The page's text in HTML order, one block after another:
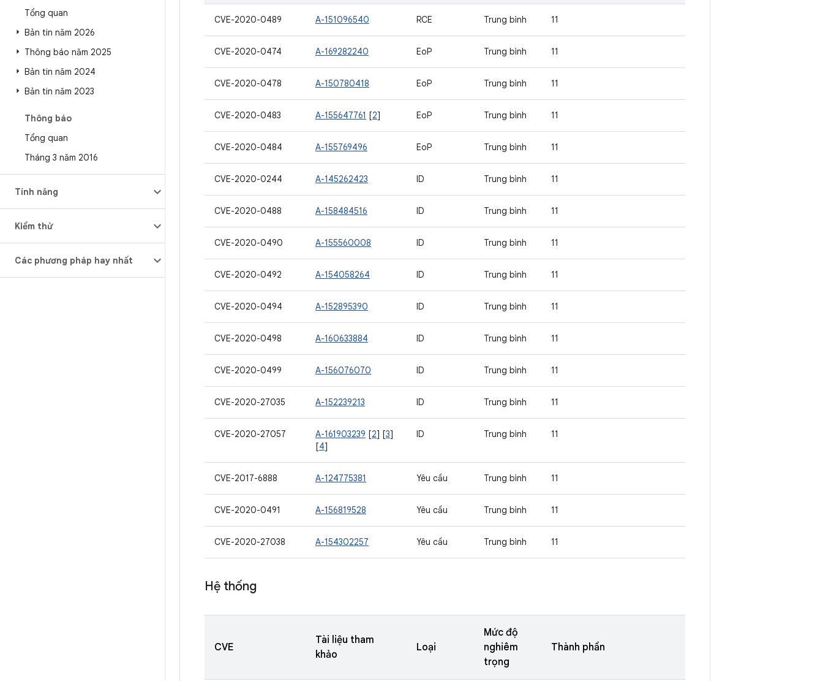
Tổng quan
Bản tin năm 2026
Thông báo năm 2025
Bản tin năm 2024
Bản tin năm 2023
Thông báo
Tổng quan
Tháng 3 năm 2016
Tính năng
Kiểm thử
Các phương pháp hay nhất
CVE-2020-0489 A-151096540 RCE Trung bình 11
CVE-2020-0474 A-169282240 EoP Trung bình 11
CVE-2020-0478 A-150780418 EoP Trung bình 11
CVE-2020-0483 A-155647761 [2] EoP Trung bình 11
CVE-2020-0484 A-155769496 EoP Trung bình 11
CVE-2020-0244 A-145262423 ID Trung bình 11
CVE-2020-0488 A-158484516 ID Trung bình 11
CVE-2020-0490 A-155560008 ID Trung bình 11
CVE-2020-0492 A-154058264 ID Trung bình 11
CVE-2020-0494 A-152895390 ID Trung bình 11
CVE-2020-0498 A-160633884 ID Trung bình 11
CVE-2020-0499 A-156076070 ID Trung bình 11
CVE-2020-27035 A-152239213 ID Trung bình 11
CVE-2020-27057 A-161903239 [2] [3]
[4]
ID Trung bình 11
CVE-2017-6888 A-124775381 Yêu cầu Trung bình 11
CVE-2020-0491 A-156819528 Yêu cầu Trung bình 11
CVE-2020-27038 A-154302257 Yêu cầu Trung bình 11
Hệ thống
CVE
Tài liệu tham
khảo
Loại
Mức độ
nghiêm
trọng
Thành phần